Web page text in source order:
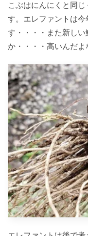
こぶはにんにくと同
す。エレファントは
す・・・・また新し
か・・・・高いんだよ